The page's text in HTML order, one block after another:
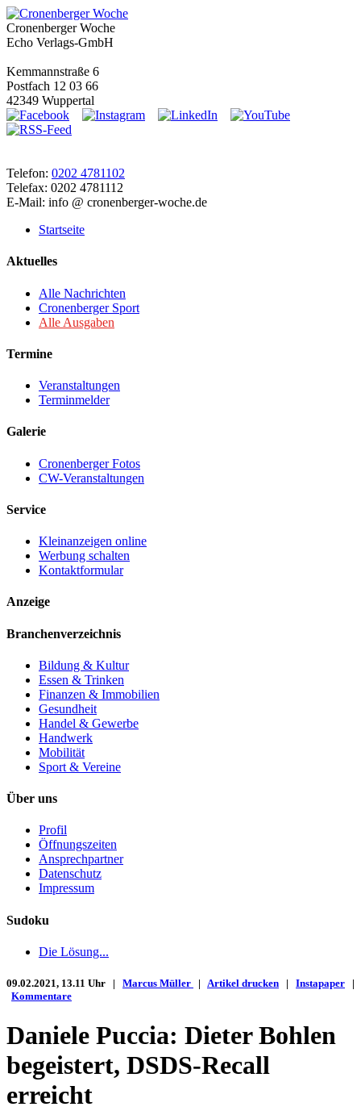
Cronenberger Woche
Echo Verlags-GmbH
Kemmannstraße 6
Postfach 12 03 66
42349 Wuppertal
Telefon: 0202 4781102
Telefax: 0202 4781112
E-Mail: info @ cronenberger-woche.de
Startseite
Aktuelles
Alle Nachrichten
Cronenberger Sport
Alle Ausgaben
Termine
Veranstaltungen
Terminmelder
Galerie
Cronenberger Fotos
CW-Veranstaltungen
Service
Kleinanzeigen online
Werbung schalten
Kontaktformular
Anzeige
Branchenverzeichnis
Bildung & Kultur
Essen & Trinken
Finanzen & Immobilien
Gesundheit
Handel & Gewerbe
Handwerk
Mobilität
Sport & Vereine
Über uns
Profil
Öffnungszeiten
Ansprechpartner
Datenschutz
Impressum
Sudoku
Die Lösung...
09.02.2021, 13.11 Uhr | Marcus Müller | Artikel drucken | Instapaper |
Kommentare
Daniele Puccia: Dieter Bohlen
begeistert, DSDS-Recall
erreicht